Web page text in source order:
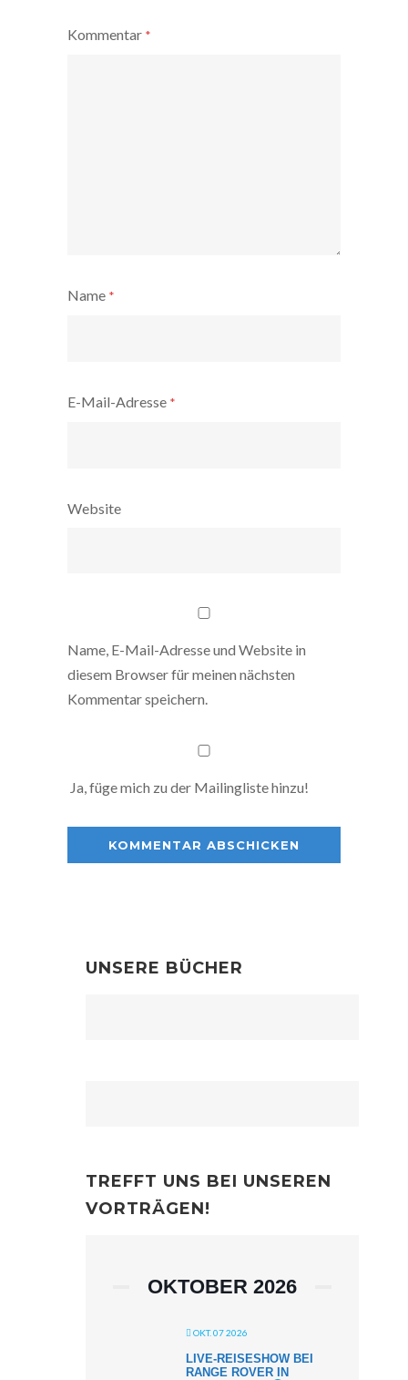
Kommentar *
Name *
E-Mail-Adresse *
Website
Name, E-Mail-Adresse und Website in
diesem Browser für meinen nächsten
Kommentar speichern.
Ja, füge mich zu der Mailingliste hinzu!
UNSERE BÜCHER
TREFFT UNS BEI UNSEREN
VORTRÄGEN!
OKTOBER 2026
OKT. 07 2026
LIVE-REISESHOW BEI
RANGE ROVER IN